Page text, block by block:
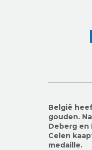
België
gouden.
Deberg en
Celen
medaille.